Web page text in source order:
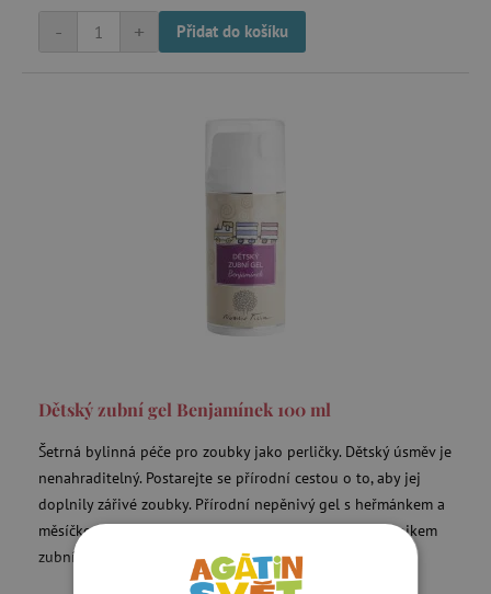
+
- Přidat do košíku
Dětský zubní gel Benjamínek 100 ml
Šetrná bylinná péče pro zoubky jako perličky. Dětský úsměv je
nenahraditelný. Postarejte se přírodní cestou o to, aby jej
doplnily zářivé zoubky. Přírodní nepěnivý gel s heřmánkem a
měsíčkem pomáhá při pravidelné péči chránit před vznikem
zubního kazu a kamene.